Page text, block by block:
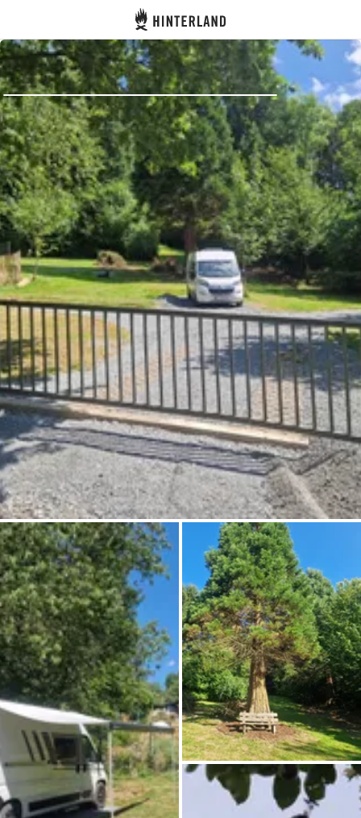
Hinterland
Accedi
Registro
Diventare Host
Piazzole
Alloggi
Pianificazione viaggio
Chiedi a Howdy
Ispirazione fotografica
Suggerimenti e ispirazione
Storie dall'Hinterland
Buoni
Chi siamo
Negozio
Contatti
Select language